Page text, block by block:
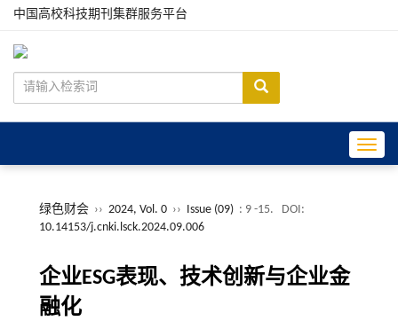
中国高校科技期刊集群服务平台
绿色财会 ›› 2024, Vol. 0 ›› Issue (09) : 9 -15.
DOI:
10.14153/j.cnki.lsck.2024.09.006
企业ESG表现、技术创新与企业金
融化